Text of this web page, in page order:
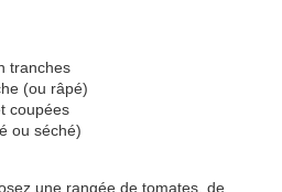
tranches
(ou râpé)
coupées
ou séché)
une rangée de tomates, de